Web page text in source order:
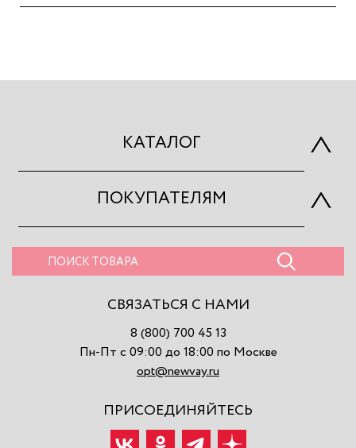
КАТАЛОГ
ПОКУПАТЕЛЯМ
СВЯЗАТЬСЯ С НАМИ
8 (800) 700 45 13
Пн-Пт с 09:00 до 18:00 по Москве
opt@newvay.ru
ПРИСОЕДИНЯЙТЕСЬ